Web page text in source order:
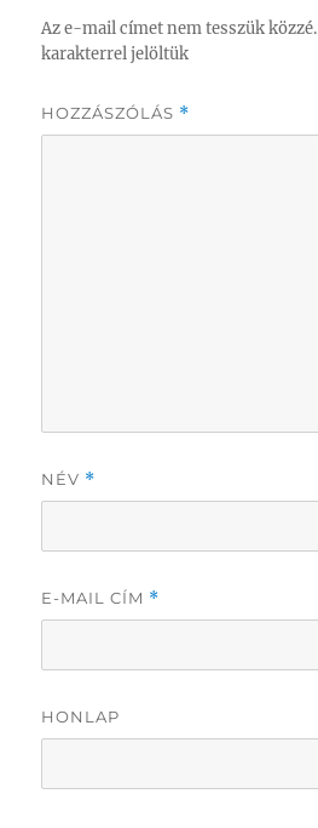
Az e-mail címet nem tesszük közzé.
karakterrel jelöltük
HOZZÁSZÓLÁS *
NÉV *
E-MAIL CÍM *
HONLAP